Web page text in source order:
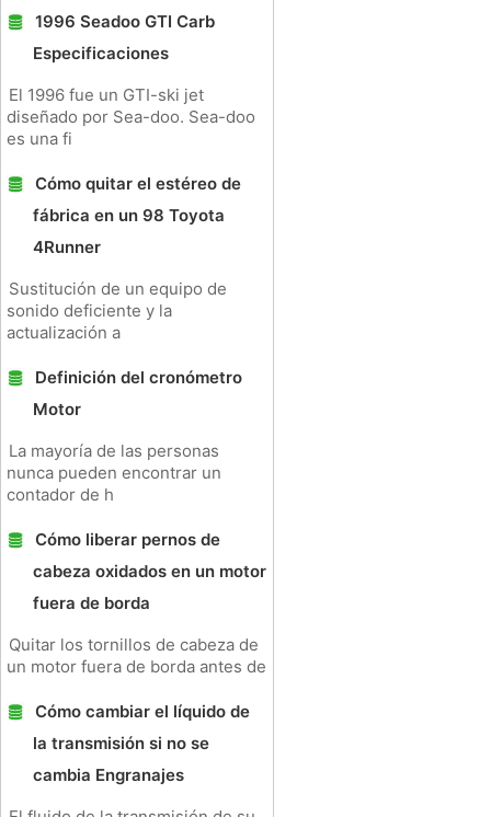
1996 Seadoo GTI Carb
Especificaciones
El 1996 fue un GTI-ski jet
diseñado por Sea-doo. Sea-doo
es una fi
Cómo quitar el estéreo de
fábrica en un 98 Toyota
4Runner
Sustitución de un equipo de
sonido deficiente y la
actualización a
Definición del cronómetro
Motor
La mayoría de las personas
nunca pueden encontrar un
contador de h
Cómo liberar pernos de
cabeza oxidados en un motor
fuera de borda
Quitar los tornillos de cabeza de
un motor fuera de borda antes de
Cómo cambiar el líquido de
la transmisión si no se
cambia Engranajes